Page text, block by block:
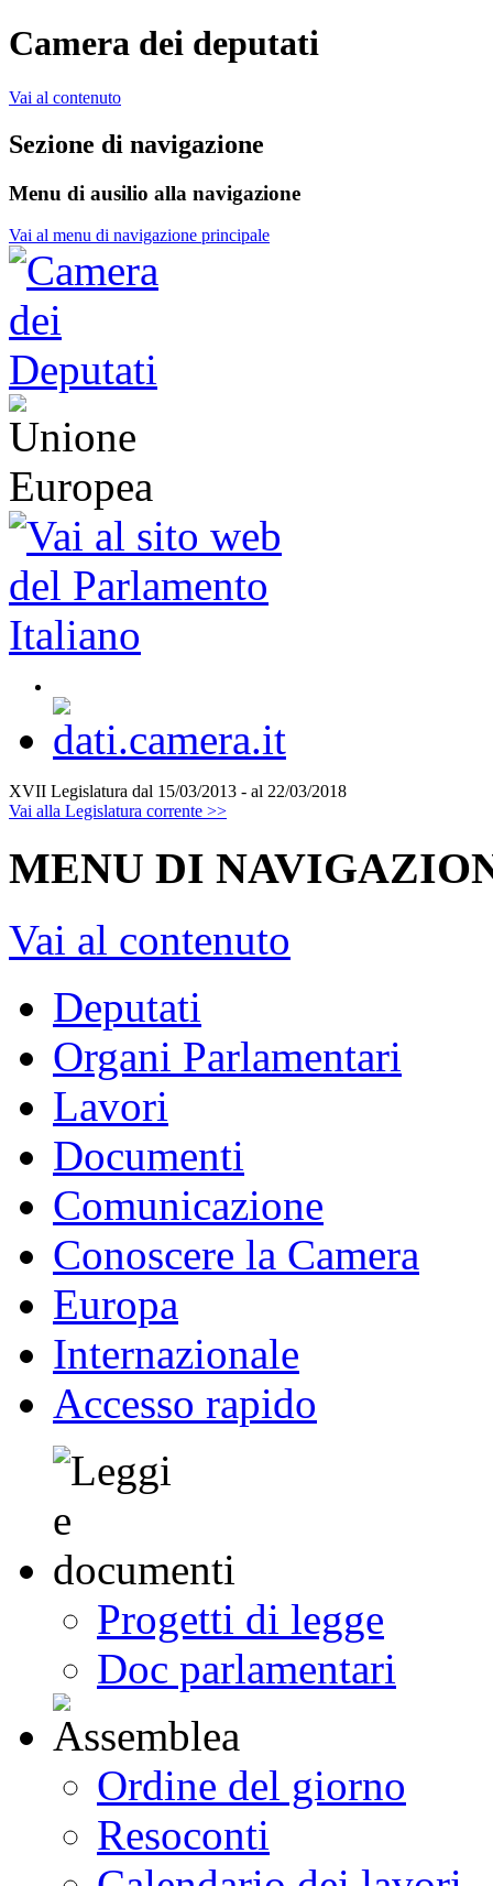
Camera dei deputati
Vai al contenuto
Sezione di navigazione
Menu di ausilio alla navigazione
Vai al menu di navigazione principale
XVII Legislatura dal 15/03/2013 - al 22/03/2018
Vai alla Legislatura corrente >>
MENU DI
Vai al contenuto
Deputati
Organi Parlamentari
Lavori
Documenti
Comunicazione
Conoscere la Camera
Europa
Internazionale
Accesso rapido
Progetti di legge
Doc parlamentari
Ordine del giorno
Resoconti